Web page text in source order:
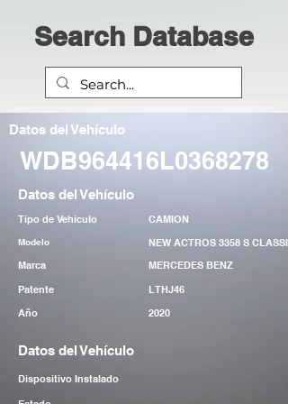
Search Database
Datos del Vehículo
WDB964416L0368278
Datos del Vehículo
Tipo de Vehiculo CAMION
Modelo
NEW ACTROS 3358 S
Marca
MERCEDES BENZ
Patente
LTHJ46
Año
2020
Datos del Vehículo
Dispositivo Instalado